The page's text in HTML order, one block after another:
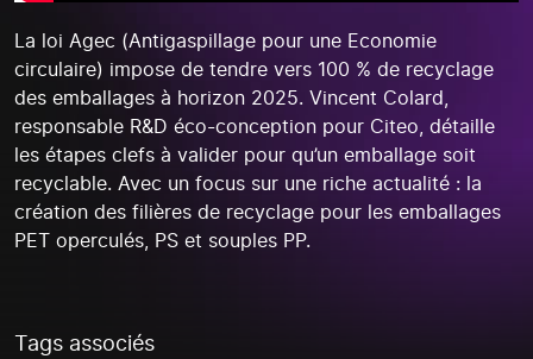
La loi Agec (Antigaspillage pour une Economie
circulaire) impose de tendre vers 100 % de recyclage
des emballages à horizon 2025. Vincent Colard,
responsable R&D éco-conception pour Citeo, détaille
les étapes clefs à valider pour qu’un emballage soit
recyclable. Avec un focus sur une riche actualité : la
création des filières de recyclage pour les emballages
PET operculés, PS et souples PP.
Tags associés